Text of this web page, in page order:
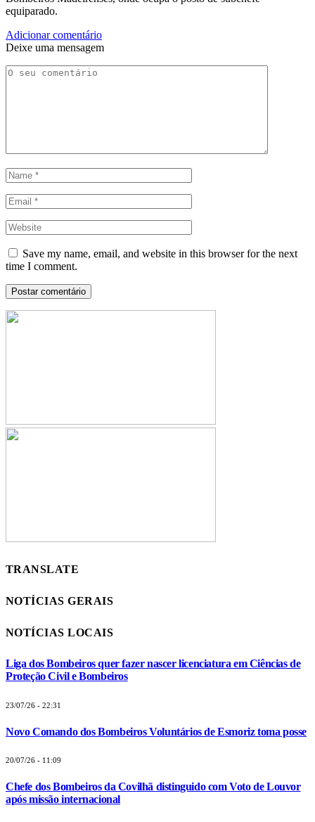
equiparado.
Adicionar comentário
Deixe uma mensagem
Save my name, email, and website in this browser for the next
time I comment.
TRANSLATE
NOTÍCIAS GERAIS
NOTÍCIAS LOCAIS
Liga dos Bombeiros quer fazer nascer licenciatura em Ciências de
Proteção Civil e Bombeiros
23/07/26 - 22:31
Novo Comando dos Bombeiros Voluntários de Esmoriz toma posse
20/07/26 - 11:09
Chefe dos Bombeiros da Covilhã distinguido com Voto de Louvor
após missão internacional